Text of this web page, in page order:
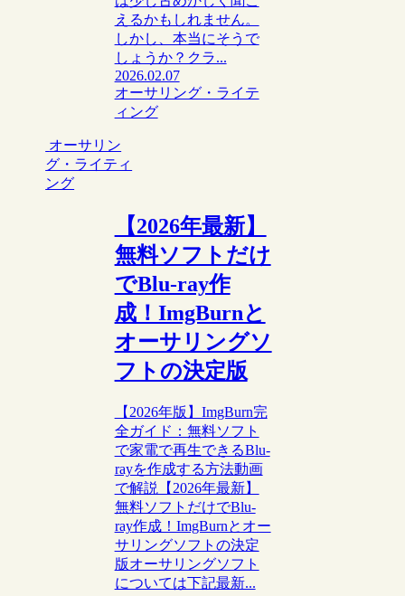
えるかもしれません。
しかし、本当にそうで
しょうか？クラ...
2026.02.07
オーサリング・ライテ
ィング
オーサリン
グ・ライティ
ング
【2026年最新】
無料ソフトだけ
でBlu-ray作
成！ImgBurnと
オーサリングソ
フトの決定版
【2026年版】ImgBurn完
全ガイド：無料ソフト
で家電で再生できるBlu-
rayを作成する方法動画
で解説【2026年最新】
無料ソフトだけでBlu-
ray作成！ImgBurnとオー
サリングソフトの決定
版オーサリングソフト
については下記最新...